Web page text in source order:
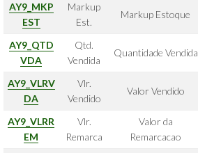
AY9_MKP
EST
Markup
Est.
Markup Estoque
AY9_QTD
VDA
Qtd.
Vendida
Quantidade Vendida
AY9_VLRV
DA
Vlr.
Vendido
Valor Vendido
AY9_VLRR
EM
Vlr.
Remarca
Valor da
Remarcacao